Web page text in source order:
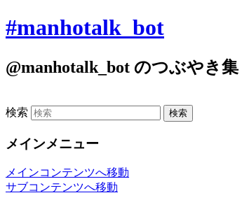
#manhotalk_bot
@manhotalk_bot のつぶやき集
検索
メインメニュー
メインコンテンツへ移動
サブコンテンツへ移動